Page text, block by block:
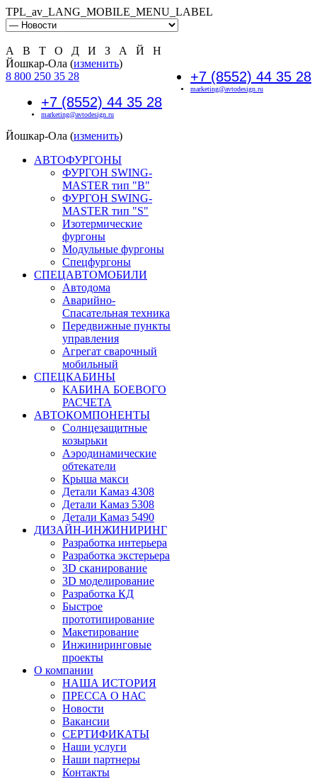
TPL_av_LANG_MOBILE_MENU_LABEL
А В Т О Д И З А Й Н
+7 (8552) 44 35 28
marketing@avtodesign.ru
Йошкар-Ола (изменить)
8 800 250 35 28
+7 (8552) 44 35 28
marketing@avtodesign.ru
Йошкар-Ола (изменить)
АВТОФУРГОНЫ
ФУРГОН SWING-
MASTER тип "B"
ФУРГОН SWING-
MASTER тип "S"
Изотермические
фургоны
Модульные фургоны
Спецфургоны
СПЕЦАВТОМОБИЛИ
Автодома
Аварийно-
Спасательная техника
Передвижные пункты
управления
Агрегат сварочный
мобильный
СПЕЦКАБИНЫ
КАБИНА БОЕВОГО
РАСЧЕТА
АВТОКОМПОНЕНТЫ
Солнцезащитные
козырьки
Аэродинамические
обтекатели
Крыша макси
Детали Камаз 4308
Детали Камаз 5308
Детали Камаз 5490
ДИЗАЙН-ИНЖИНИРИНГ
Разработка интерьера
Разработка экстерьера
3D сканирование
3D моделирование
Разработка КД
Быстрое
прототипирование
Макетирование
Инжиниринговые
проекты
О компании
НАША ИСТОРИЯ
ПРЕССА О НАС
Новости
Вакансии
СЕРТИФИКАТЫ
Наши услуги
Наши партнеры
Контакты